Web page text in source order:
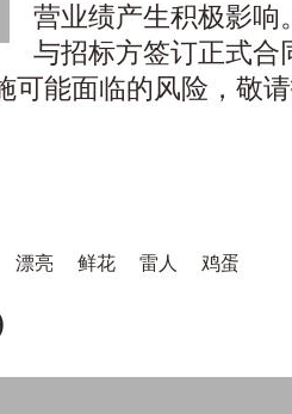
营业绩产生积极影响
与招标方签订正式合
可能面临的风险，敬
漂亮 鲜花 雷人 鸡蛋